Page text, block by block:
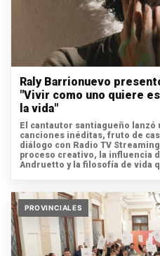
Raly Barrionuevo
"Vivir como uno quiere
la vida"
El cantautor santiagueño lanzó
canciones inéditas, fruto de
diálogo con Radio TV
proceso creativo, la influencia
Andruetto y la filosofía de vida
PROVINCIALES